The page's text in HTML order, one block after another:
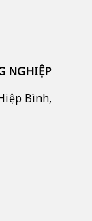
NGHIỆP
Bình,